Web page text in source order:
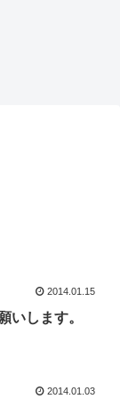
2014.01.15
いします。
2014.01.03